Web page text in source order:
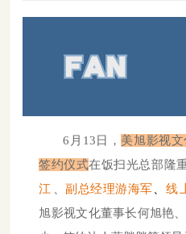
6月13日， 美旭影视
签约仪式在饭扫光总部隆
江
、副总经理游海军 线
旭影视文化董事长何旭艳